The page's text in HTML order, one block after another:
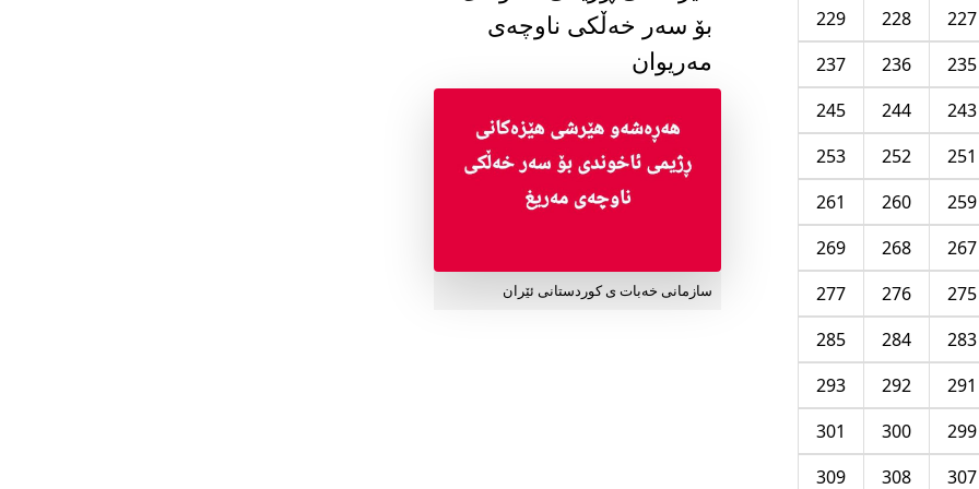
227
228
229
235
236
237
243
244
245
251
252
253
259
260
261
267
268
269
275
276
277
283
284
285
291
292
293
299
300
301
307
308
309
بۆ سەر خەڵکی ناوچەی
مەریوان
سازمانی خەبات ی کوردستانی ئێران